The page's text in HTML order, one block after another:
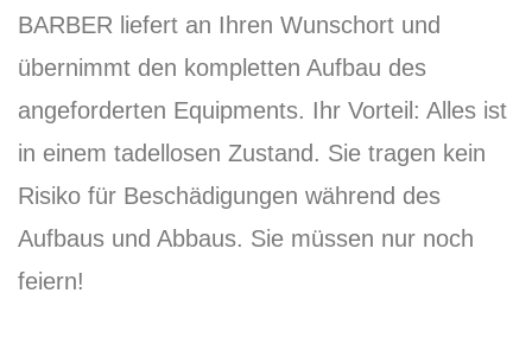
BARBER liefert an Ihren Wunschort und
übernimmt den kompletten Aufbau des
angeforderten Equipments. Ihr Vorteil: Alles ist
in einem tadellosen Zustand. Sie tragen kein
Risiko für Beschädigungen während des
Aufbaus und Abbaus. Sie müssen nur noch
feiern!